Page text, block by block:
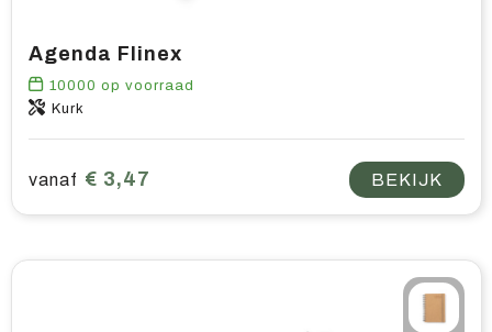
Agenda Flinex
10000 op voorraad
Kurk
vanaf € 3,47 BEKIJK